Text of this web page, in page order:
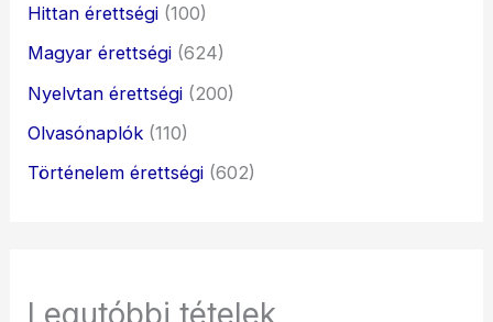
Hittan érettségi (100)
Magyar érettségi (624)
Nyelvtan érettségi (200)
Olvasónaplók (110)
Történelem érettségi (602)